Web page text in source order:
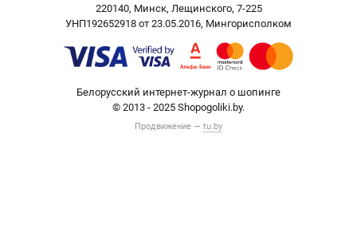
220140, Минск, Лещинского, 7-225
УНП192652918 от 23.05.2016, Мингорисполком
Белорусский интернет-журнал о шопинге
© 2013 - 2025 Shopogoliki.by.
Продвижение — tu.by